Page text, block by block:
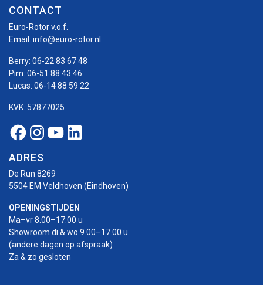
CONTACT
Euro-Rotor v.o.f.
Email: info@euro-rotor.nl
Berry: 06-22 83 67 48
Pim: 06-51 88 43 46
Lucas: 06-14 88 59 22
KVK: 57877025
Facebook Euro-rotor
Instagram Euro-rotor
Youtube Euro-rotor
Linkedin Euro-rotor
ADRES
De Run 8269
5504 EM Veldhoven (Eindhoven)
OPENINGSTIJDEN
Ma–vr 8.00–17.00 u
Showroom di & wo 9.00–17.00 u
(andere dagen op afspraak)
Za & zo gesloten